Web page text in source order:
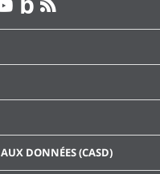
DONNÉES (CASD)